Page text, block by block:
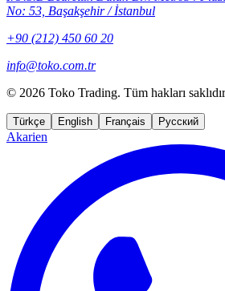
No: 53, Başakşehir / İstanbul
+90 (212) 450 60 20
info@toko.com.tr
© 2026 Toko Trading. Tüm hakları
Türkçe English Français Русский
Akarien